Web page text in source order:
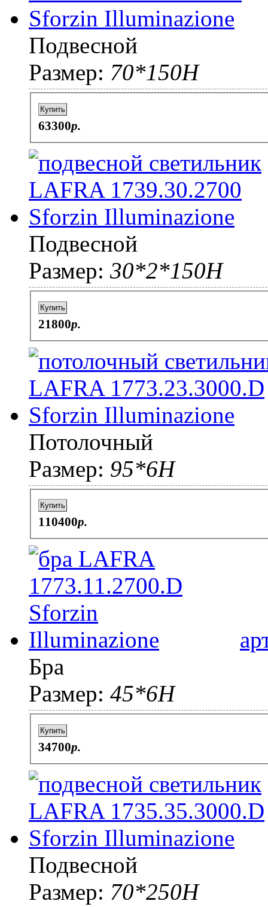
Подвесной
Размер: 70*150H
Купить
63300p.
Подвесной
Размер: 30*2*150H
Купить
21800p.
Потолочный
Размер: 95*6H
Купить
110400p.
Бра
Размер: 45*6H
Купить
34700p.
Подвесной
Размер: 70*250H